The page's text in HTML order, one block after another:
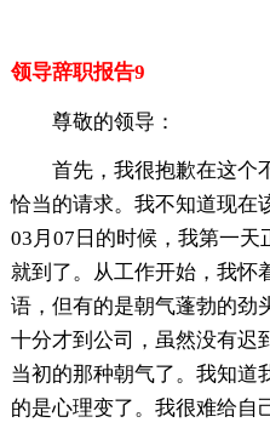
领导辞职报告9
尊敬的领导：
首先，我很抱歉在这个
恰当的请求。我不知道现在
03月07日的时候，我第一
就到了。从工作开始，我怀
语，但有的是朝气蓬勃的劲
十分才到公司，虽然没有迟
当初的那种朝气了。我知道
的是心理变了。我很难给自